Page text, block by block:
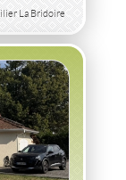
La Bridoire